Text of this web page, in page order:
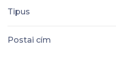
Tipus
Postai cím